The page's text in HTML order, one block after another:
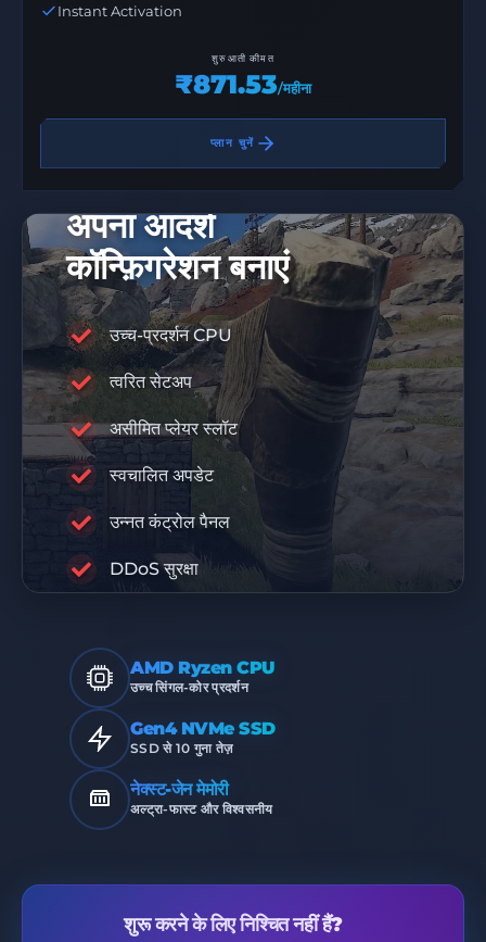
Instant Activation
शुरुआती कीमत
₹871.53/महीना
प्लान चुनें
अपना आदर्श
कॉन्फ़िगरेशन बनाएं
उच्च-प्रदर्शन CPU
त्वरित सेटअप
असीमित प्लेयर स्लॉट
स्वचालित अपडेट
उन्नत कंट्रोल पैनल
DDoS सुरक्षा
10% डिस्काउंट कोड
DIS10
RABISU
प्रीमियम बुनियादी ढांचा
AMD Ryzen CPU
उच्च सिंगल-कोर प्रदर्शन
Gen4 NVMe SSD
SSD से 10 गुना तेज़
नेक्स्ट-जेन मेमोरी
अल्ट्रा-फास्ट और विश्वसनीय
शुरू करने के लिए निश्चित नहीं हैं?